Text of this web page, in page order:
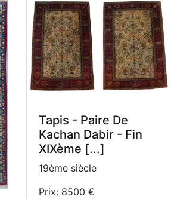
Tapis - Paire De
Kachan Dabir - Fin
XIXème [...]
19ème siècle
Prix: 8500 €